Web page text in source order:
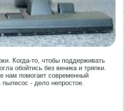
Когда-то, чтобы поддерживать
обойтись без веника и тряпки.
нам помогает современный
- дело непростое.